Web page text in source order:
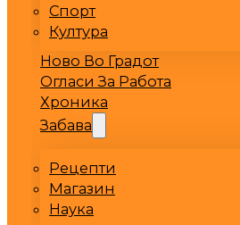
Спорт
Култура
Ново Во Градот
Огласи За Работа
Хроника
Забава
Рецепти
Магазин
Наука